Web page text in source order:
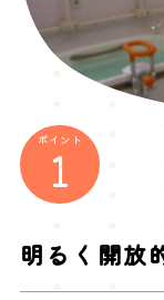
ポイント
1
明るく開放